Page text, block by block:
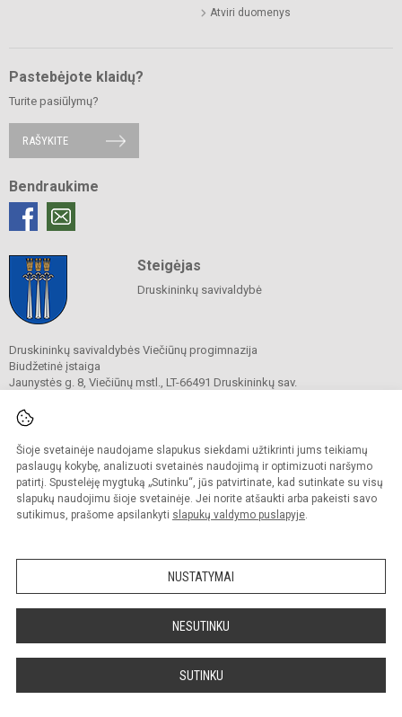
Šioje svetainėje naudojame slapukus siekdami užtikrinti jums teikiamų
paslaugų kokybę, analizuoti svetainės naudojimą ir optimizuoti naršymo
patirtį. Spustelėję mygtuką „Sutinku“, jūs patvirtinate, kad sutinkate su visų
slapukų naudojimu šioje svetainėje. Jei norite atšaukti arba pakeisti savo
sutikimus, prašome apsilankyti slapukų valdymo puslapyje.
NUSTATYMAI
NESUTINKU
SUTINKU
Atviri duomenys
Pastebėjote klaidų?
Turite pasiūlymų?
RAŠYKITE
Bendraukime
Steigėjas
Druskininkų savivaldybė
Druskininkų savivaldybės Viečiūnų progimnazija
Biudžetinė įstaiga
Jaunystės g. 8, Viečiūnų mstl., LT-66491 Druskininkų sav.
El. p.
Duomenys kaupiami ir saugomi
Juridinių asmenų registre
Įstaigos kodas 190108418
El. pristatymo dėžutės adresas 190108418
Kopijuoti turinį be raštiško progimnazijos sutikimo griežtai draudžiama.
Prieinamumo paraiška Slapukų valdymas
Sumanus būdas atnaujinti
svetainę